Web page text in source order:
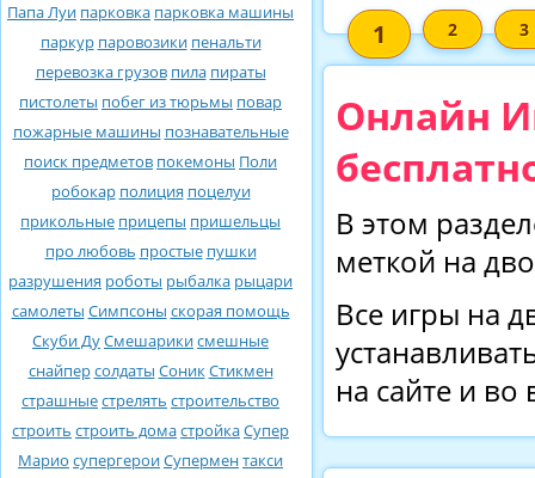
Папа Луи парковка парковка машины
паркур паровозики пенальти
перевозка грузов пила пираты
пистолеты побег из тюрьмы повар
пожарные машины познавательные
поиск предметов покемоны Поли
робокар полиция поцелуи
прикольные прицепы пришельцы
про любовь простые пушки
разрушения роботы рыбалка рыцари
самолеты Симпсоны скорая помощь
Скуби ДуСмешарикисмешные
снайперсолдаты СоникСтикмен
страшныестрелять строительство
строить строить домастройкаСупер
Марио супергероиСуперментакси
1 2 3
Онлайн
В этом
меткой на
Все игры на
на сайте и